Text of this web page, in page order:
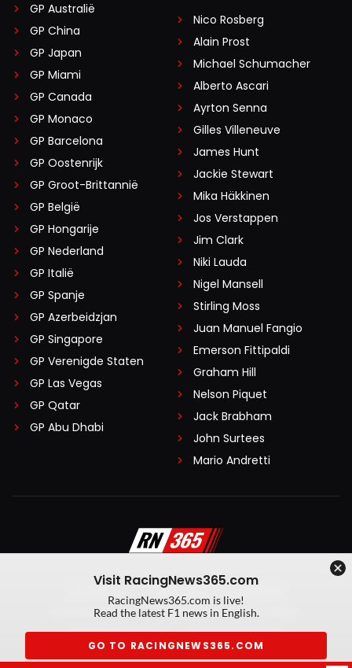
GP Australië
GP China
GP Japan
GP Miami
GP Canada
GP Monaco
GP Barcelona
GP Oostenrijk
GP Groot-Brittannië
GP België
GP Hongarije
GP Nederland
GP Italië
GP Spanje
GP Azerbeidzjan
GP Singapore
GP Verenigde Staten
GP Las Vegas
GP Qatar
GP Abu Dhabi
Nico Rosberg
Alain Prost
Michael Schumacher
Alberto Ascari
Ayrton Senna
Gilles Villeneuve
James Hunt
Jackie Stewart
Mika Häkkinen
Jos Verstappen
Jim Clark
Niki Lauda
Nigel Mansell
Stirling Moss
Juan Manuel Fangio
Emerson Fittipaldi
Graham Hill
Nelson Piquet
Jack Brabham
John Surtees
Mario Andretti
Algemene voorwaarden
Privacy Policy
Created by On Your Marks
Privacy manager
Kansspeluitingen
Visit RacingNews365.com
RacingNews365.com is live!
Read the latest F1 news in English.
GO TO RACINGNEWS365.COM